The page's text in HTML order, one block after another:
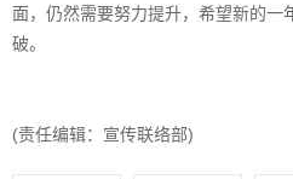
面，仍然需要努力提升，希望新的一
破。
(责任编辑：宣传联络部)